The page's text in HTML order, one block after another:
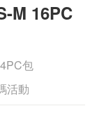
M 16PC
包
活動